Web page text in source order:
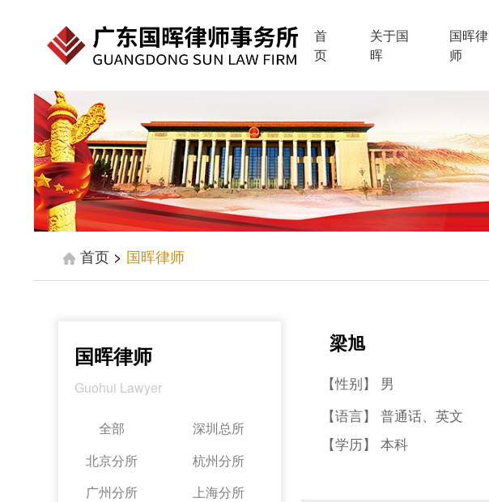
首
页
关于国
晖
国晖律
师
首页 > 国晖律师
国晖律师
Guohui Lawyer
全部
深圳总所
北京分所
杭州分所
广州分所
上海分所
梁旭
【性别】 男
【语言】 普通话、英文
【学历】 本科